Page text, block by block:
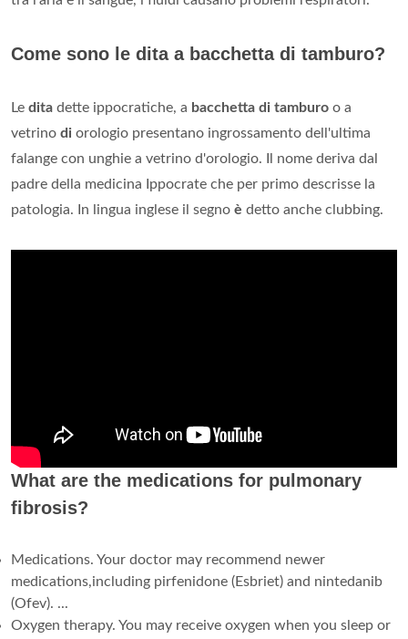
Come sono le dita a bacchetta di tamburo?
Le dita dette ippocratiche, a bacchetta di tamburo o a
vetrino di orologio presentano ingrossamento dell'ultima
falange con unghie a vetrino d'orologio. Il nome deriva dal
padre della medicina Ippocrate che per primo descrisse la
patologia. In lingua inglese il segno è detto anche clubbing.
What are the medications for pulmonary
fibrosis?
Medications. Your doctor may recommend newer
medications,including pirfenidone (Esbriet) and nintedanib
(Ofev). ...
Oxygen therapy. You may receive oxygen when you sleep or